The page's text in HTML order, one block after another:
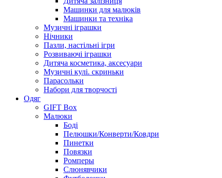
Машинки для малюків
Машинки та техніка
Музичні іграшки
Нічники
Пазли, настільні ігри
Розвиваючі іграшки
Дитяча косметика, аксесуари
Музичні кулі. скриньки
Парасольки
Набори для творчості
Одяг
GIFT Box
Малюки
Боді
Пелюшки/Конверти/Ковдри
Пинетки
Повязки
Ромперы
Слюнявчики